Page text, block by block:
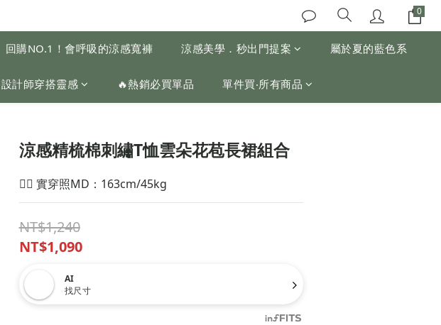
回購NO.1！會呼吸的涼感寬褲 涼感美學．秒出門提案 屬於夏的藍色系
設計師穿搭靈感 🔥熱銷必買單品 單件買‧所有商品
涼感精梳棉刺繡T恤雲朵花苞長裙組合
🙋‍♀️ 實穿照MD：163cm/45kg
NT$1,240
NT$1,090
AI
找尺寸